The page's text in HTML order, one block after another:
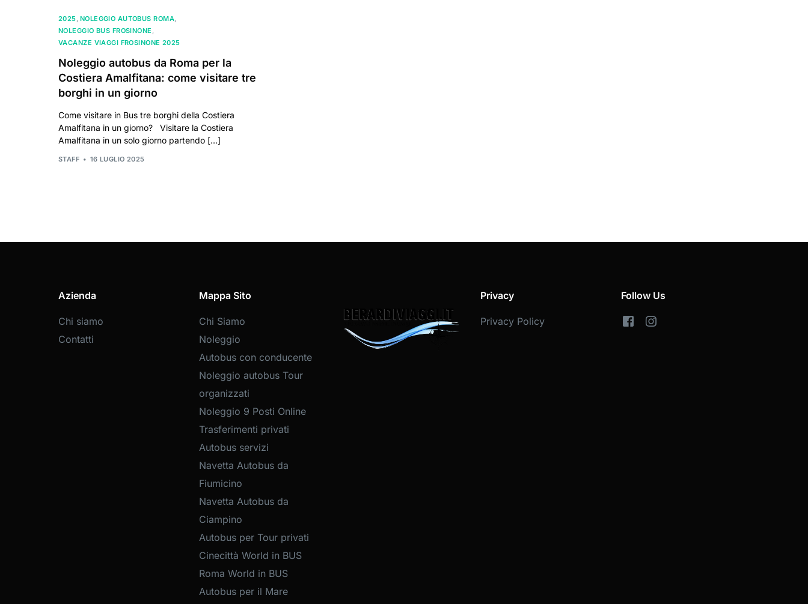
2025 NOLEGGIO AUTOBUS ROMA
NOLEGGIO BUS FROSINONE
VACANZE VIAGGI FROSINONE 2025
Noleggio autobus da Roma per la
Costiera Amalfitana: come visitare tre
borghi in un giorno
Come visitare in Bus tre borghi della Costiera
Amalfitana in un giorno? Visitare la Costiera
Amalfitana in un solo giorno partendo […]
STAFF 16 LUGLIO 2025
Azienda
Chi siamo
Contatti
Mappa Sito
Chi Siamo
Noleggio
Autobus con conducente
Noleggio autobus Tour
organizzati
Noleggio 9 Posti Online
Trasferimenti privati
Autobus servizi
Navetta Autobus da
Fiumicino
Navetta Autobus da
Ciampino
Autobus per Tour privati
Cinecittà World in BUS
Roma World in BUS
Autobus per il Mare
Privacy
Privacy Policy
Follow Us